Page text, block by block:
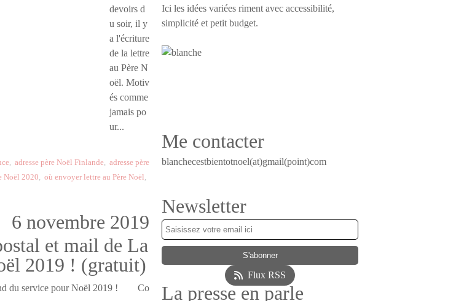
devoirs d
u soir, il y
a l'écriture
de la lettre
au Père N
oël. Motiv
és comme
jamais po
ur...
, adresse père Noël Finlande, adresse père
Noël 2020, où envoyer lettre au Père Noël,
6 novembre 2019
et mail de La
2019 ! (gratuit)
Co
Ici les idées variées riment avec accessibilité,
simplicité et petit budget.
Me contacter
blanchecestbientotnoel(at)gmail(point)com
Newsletter
Flux RSS
La presse en parle